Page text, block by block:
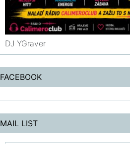
DJ YGraver
FACEBOOK
MAIL LIST